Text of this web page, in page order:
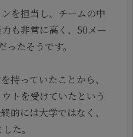
を担当し、チームの中
も非常に高く、50メー
たそうです。
持っていたことから、
トを受けていたという
的には大学ではなく、
た。